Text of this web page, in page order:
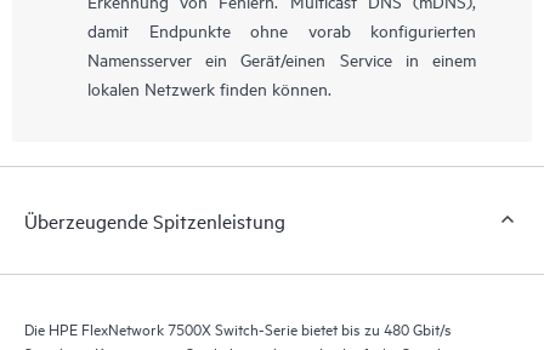
damit Endpunkte ohne vorab konfigurierten
Namensserver ein Gerät/einen Service in einem
lokalen Netzwerk finden können.
Überzeugende Spitzenleistung
Die HPE FlexNetwork 7500X Switch-Serie bietet bis zu 480 Gbit/s